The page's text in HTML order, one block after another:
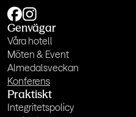
Genvägar
Våra hotell
Möten & Event
Almedalsveckan
Konferens
Praktiskt
Integritetspolicy